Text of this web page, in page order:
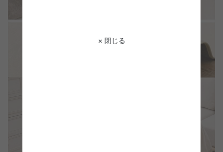
× 閉じる